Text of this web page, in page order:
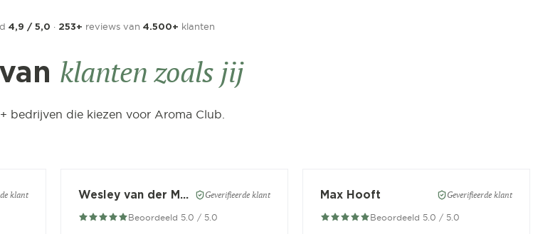
4,9 / 5,0 · 253+ reviews van 4.500+ klanten
klanten zoals jij
bedrijven die kiezen voor Aroma Club.
klant Wesley van der Meer Geverifieerde klant
Beoordeeld 5.0 / 5.0
Max Hooft Geverifieerde klant
Beoordeeld 5.0 / 5.0